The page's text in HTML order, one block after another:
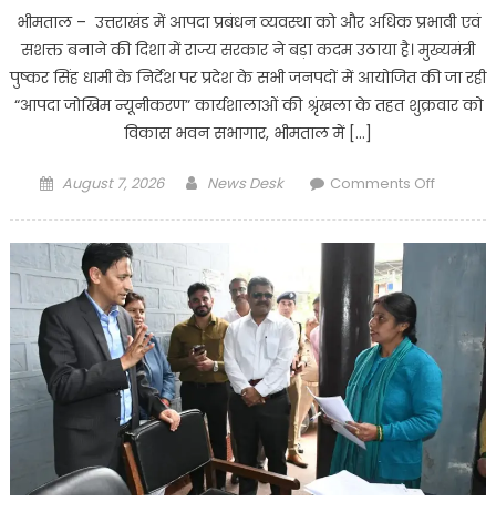
भीमताल – उत्तराखंड में आपदा प्रबंधन व्यवस्था को और अधिक प्रभावी एवं
सशक्त बनाने की दिशा में राज्य सरकार ने बड़ा कदम उठाया है। मुख्यमंत्री
पुष्कर सिंह धामी के निर्देश पर प्रदेश के सभी जनपदों में आयोजित की जा रही
“आपदा जोखिम न्यूनीकरण” कार्यशालाओं की श्रृंखला के तहत शुक्रवार को
विकास भवन सभागार, भीमताल में […]
Posted
August 7, 2026 Author
News Desk Comments Offon
खिलाफ
उत्तराखंड,
आधुनिक
तकनीक
और
प्रशिक्षण
पर
सरकार